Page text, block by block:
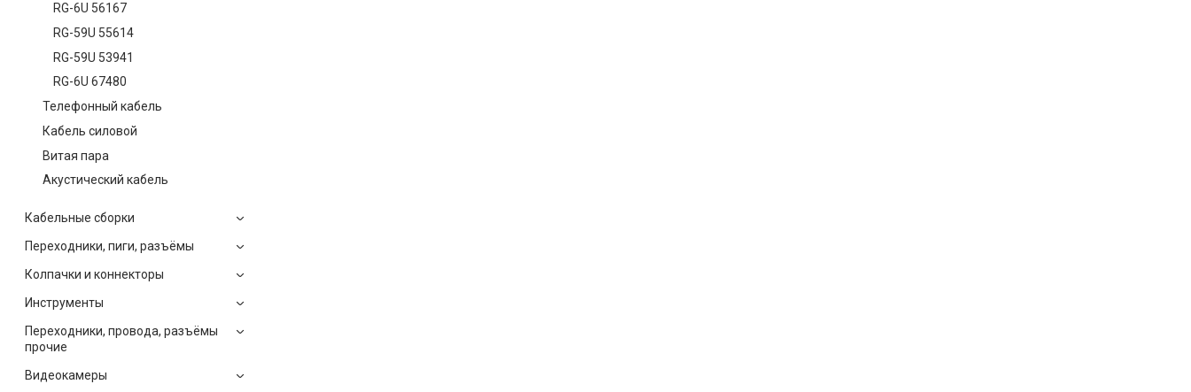
RG-6U 56167
RG-59U 55614
RG-59U 53941
RG-6U 67480
Телефонный кабель
Кабель силовой
Витая пара
Акустический кабель
Кабельные сборки
Переходники, пиги, разъёмы
Колпачки и коннекторы
Инструменты
Переходники, провода, разъёмы
прочие
Видеокамеры